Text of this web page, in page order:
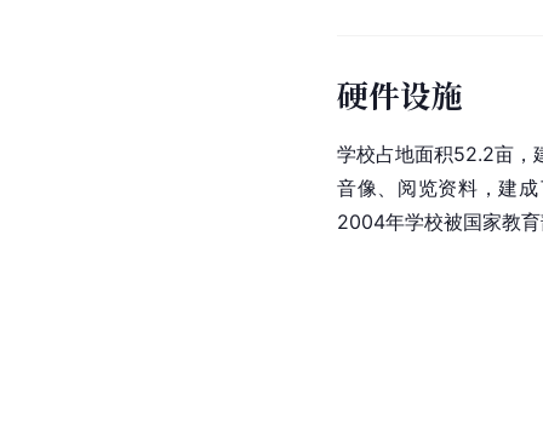
硬件设施
学校占地面积52.2亩，
音像、阅览资料，建
2004年学校被国家教